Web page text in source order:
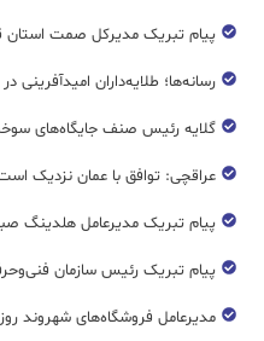
پیام تبریک مدیرکل صمت استان
رسانه‌ها؛ طلایه‌داران
گلایه رئیس صنف جایگاه‌های سوخت کشور از
عراقچی: توافق با عمان نزدیک
پیام تبریک مدیرعامل هلدینگ
پیام تبریک رئیس سازمان
مدیرعامل فروشگاه‌های شهروند